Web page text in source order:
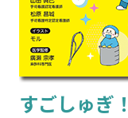
すごしゅぎ